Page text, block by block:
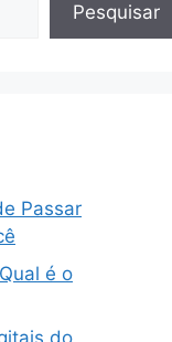
Pesquisar
Passar
é o